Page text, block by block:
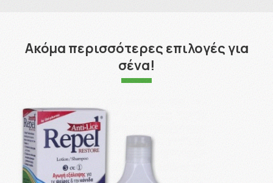
Ακόμα περισσότερες επιλογές για
σένα!